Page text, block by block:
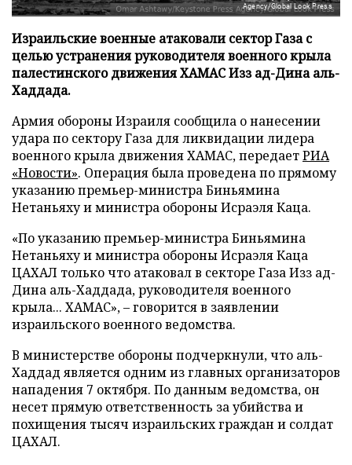
Agency/Global Look Press
Израильские военные атаковали сектор Газа с
целью устранения руководителя военного крыла
палестинского движения ХАМАС Изз ад-Дина аль-
Хаддада.
Армия обороны Израиля сообщила о нанесении
удара по сектору Газа для ликвидации лидера
военного крыла движения ХАМАС, передаетРИА
«Новости». Операция была проведена по прямому
указанию премьер-министра Биньямина
Нетаньяху и министра обороны Исраэля Каца.
«По указанию премьер-министра Биньямина
Нетаньяху и министра обороны Исраэля Каца
ЦАХАЛ только что атаковал в секторе Газа Изз ад-
Дина аль-Хаддада, руководителя военного
крыла... ХАМАС», – говорится в заявлении
израильского военного ведомства.
В министерстве обороны подчеркнули, что аль-
Хаддад является одним из главных организаторов
нападения 7 октября. По данным ведомства, он
несет прямую ответственность за убийства и
похищения тысяч израильских граждан и солдат
ЦАХАЛ.